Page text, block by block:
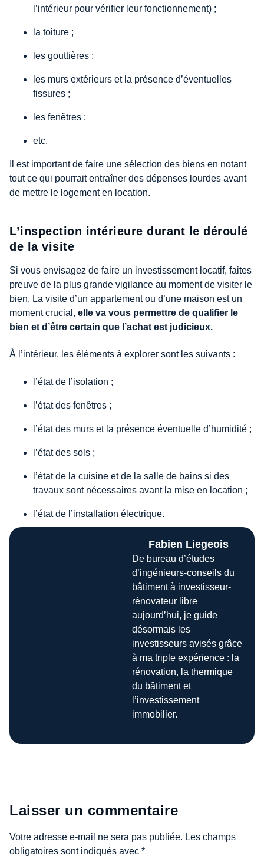
l’intérieur pour vérifier leur fonctionnement) ;
la toiture ;
les gouttières ;
les murs extérieurs et la présence d’éventuelles
fissures ;
les fenêtres ;
etc.
Il est important de faire une sélection des biens en notant
tout ce qui pourrait entraîner des dépenses lourdes avant
de mettre le logement en location.
L’inspection intérieure durant le déroulé
de la visite
Si vous envisagez de faire un investissement locatif, faites
preuve de la plus grande vigilance au moment de visiter le
bien. La visite d’un appartement ou d’une maison est un
moment crucial, elle va vous permettre de qualifier le
bien et d’être certain que l’achat est judicieux.
À l’intérieur, les éléments à explorer sont les suivants :
l’état de l’isolation ;
l’état des fenêtres ;
l’état des murs et la présence éventuelle d’humidité ;
l’état des sols ;
l’état de la cuisine et de la salle de bains si des
travaux sont nécessaires avant la mise en location ;
l’état de l’installation électrique.
Fabien Liegeois
De bureau d’études
d’ingénieurs-conseils du
bâtiment à investisseur-
rénovateur libre
aujourd’hui, je guide
désormais les
investisseurs avisés grâce
à ma triple expérience : la
rénovation, la thermique
du bâtiment et
l’investissement
immobilier.
Laisser un commentaire
Votre adresse e-mail ne sera pas publiée. Les champs
obligatoires sont indiqués avec *